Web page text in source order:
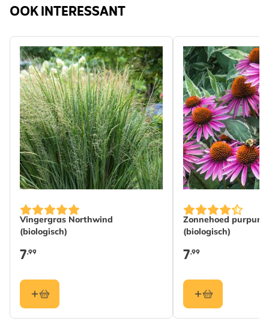
OOK INTERESSANT
Vingergras Northwind
(biologisch)
7,99
Zonnehoed
(biologisch)
7,99